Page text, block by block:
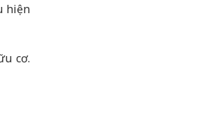
hiện
cơ.